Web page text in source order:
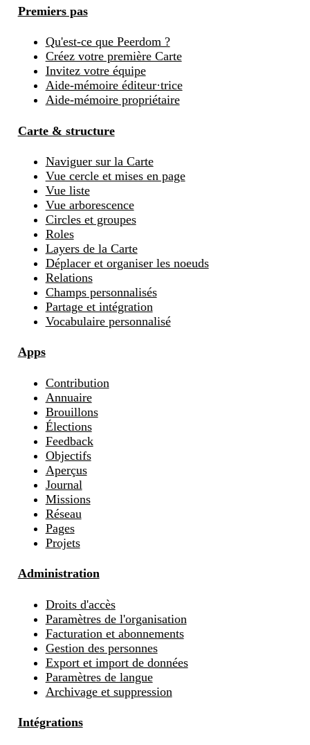
Premiers pas
Qu'est-ce que Peerdom ?
Créez votre première Carte
Invitez votre équipe
Aide-mémoire éditeur·trice
Aide-mémoire propriétaire
Carte & structure
Naviguer sur la Carte
Vue cercle et mises en page
Vue liste
Vue arborescence
Circles et groupes
Roles
Layers de la Carte
Déplacer et organiser les noeuds
Relations
Champs personnalisés
Partage et intégration
Vocabulaire personnalisé
Apps
Contribution
Annuaire
Brouillons
Élections
Feedback
Objectifs
Aperçus
Journal
Missions
Réseau
Pages
Projets
Administration
Droits d'accès
Paramètres de l'organisation
Facturation et abonnements
Gestion des personnes
Export et import de données
Paramètres de langue
Archivage et suppression
Intégrations